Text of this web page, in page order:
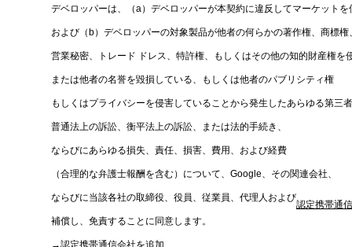
デベロッパーは、（a）デベロッパーが本契約に違反してマーケット
および（b）デベロッパーの対象製品が他者の何らかの著作権、商標
営業秘密、トレード ドレス、特許権、もしくはその他の知的財産権を
または他者の名誉を毀損している、もしくは他者のパブリシティ権
もしくはプライバシーを侵害していることから発生したあらゆる第三
普通法上の訴訟、衡平法上の訴訟、または法的手続き、
ならびにあらゆる損失、責任、損害、費用、および経費
（合理的な弁護士報酬を含む）について、Google、その関連会社、
ならびに当該各社の取締役、役員、従業員、代理人および認定携帯通
補償し、免責することに同意します。